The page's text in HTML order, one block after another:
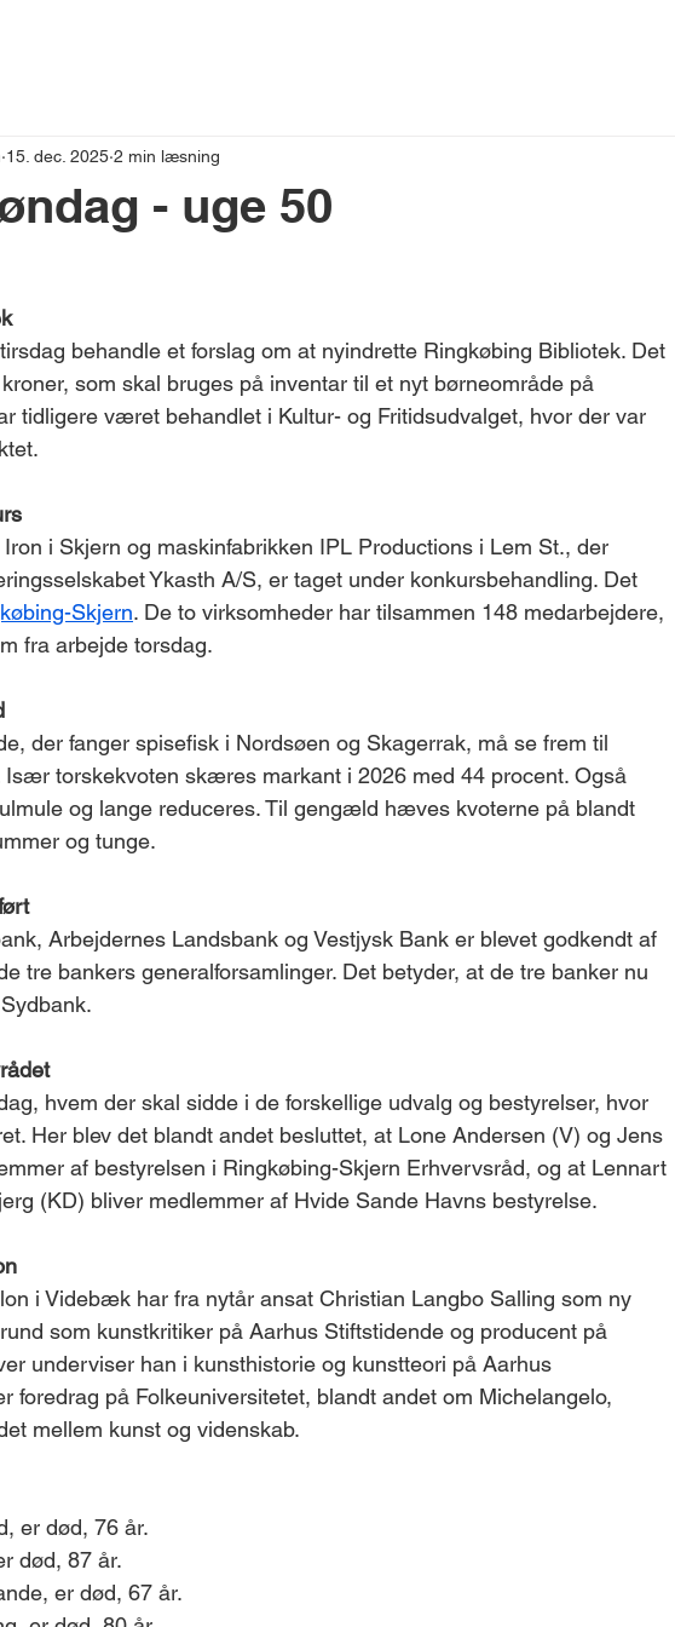
- uge 50
15. dec. 2025 2 min læsning
behandle et forslag om at nyindrette Ringkøbing Bibliotek. Det
som skal bruges på inventar til et nyt børneområde på
tidligere været behandlet i Kultur- og Fritidsudvalget, hvor der var
i Skjern og maskinfabrikken IPL Productions i Lem St., der
Ykasth A/S, er taget under konkursbehandling. Det
Skjern. De to virksomheder har tilsammen 148 medarbejdere,
fra arbejde torsdag.
der fanger spisefisk i Nordsøen og Skagerrak, må se frem til
torskekvoten skæres markant i 2026 med 44 procent. Også
og lange reduceres. Til gengæld hæves kvoterne på blandt
og tunge.
Arbejdernes Landsbank og Vestjysk Bank er blevet godkendt af
tre bankers generalforsamlinger. Det betyder, at de tre banker nu
hvem der skal sidde i de forskellige udvalg og bestyrelser, hvor
Her blev det blandt andet besluttet, at Lone Andersen (V) og Jens
af bestyrelsen i Ringkøbing-Skjern Erhvervsråd, og at Lennart
(KD) bliver medlemmer af Hvide Sande Havns bestyrelse.
i Videbæk har fra nytår ansat Christian Langbo Salling som ny
som kunstkritiker på Aarhus Stiftstidende og producent på
underviser han i kunsthistorie og kunstteori på Aarhus
foredrag på Folkeuniversitetet, blandt andet om Michelangelo,
mellem kunst og videnskab.
er død, 76 år.
død, 87 år.
er død, 67 år.